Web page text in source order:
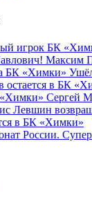
игрок БК
Максим
БК «Химки»
остается в БК
Сергей
Левшин
в БК «Химки»
России.